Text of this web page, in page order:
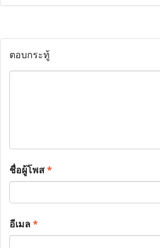
ตอบกระทู้
ชื่อผู้โพส*
อีเมล*